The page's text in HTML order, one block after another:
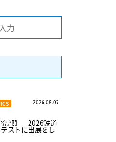
2026.08.07
究部】 2026鉄道
ストに出展をし